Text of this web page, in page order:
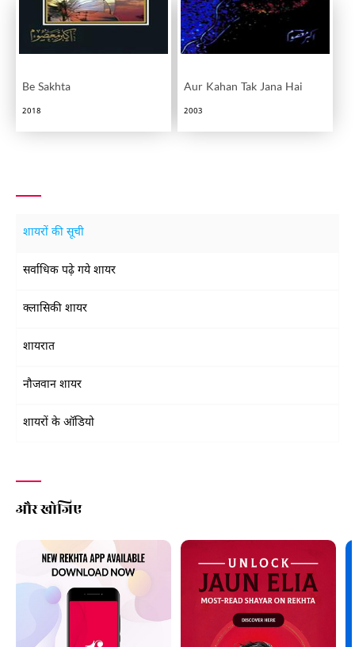
Be Sakhta
2018
Aur Kahan Tak Jana Hai
2003
शायरों की सूची
सर्वाधिक पढ़े गये शायर
क्लासिकी शायर
शायरात
नौजवान शायर
शायरों के ऑडियो
और खोजिए